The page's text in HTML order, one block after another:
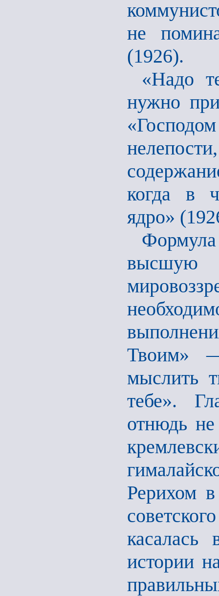
не
(1926).
«Надо
нужно
когда в
ядро»
Твоим»
мыслить
тебе».
отнюдь
Рерихом
истории